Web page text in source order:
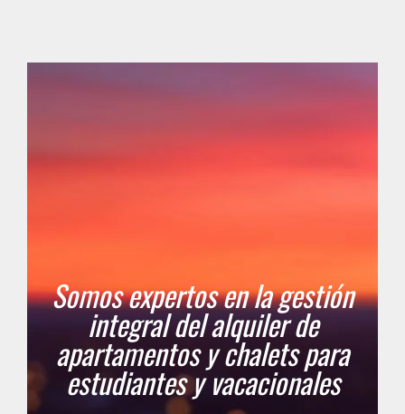
Somos expertos en la gestión
integral del alquiler de
apartamentos y chalets para
estudiantes y vacacionales